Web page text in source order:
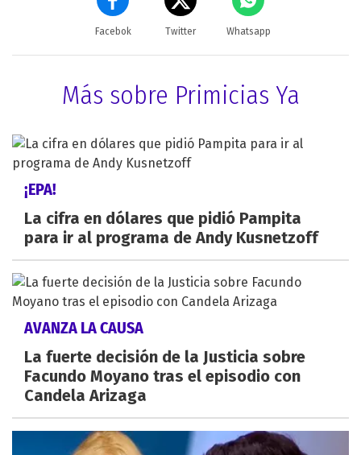
Facebok Twitter Whatsapp
Más sobre Primicias Ya
¡EPA!
La cifra en dólares que pidió Pampita
para ir al programa de Andy Kusnetzoff
AVANZA LA CAUSA
La fuerte decisión de la Justicia sobre
Facundo Moyano tras el episodio con
Candela Arizaga